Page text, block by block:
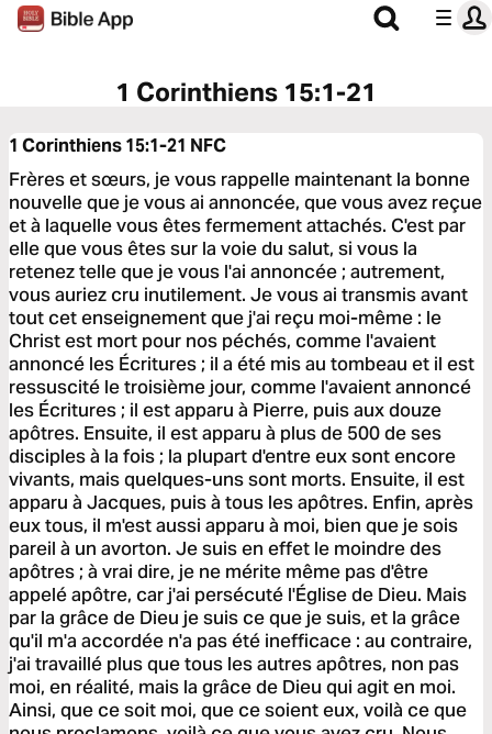
1 Corinthiens 15:1-21
1 Corinthiens 15:1-21 NFC
Frères et sœurs, je vous rappelle maintenant la bonne
nouvelle que je vous ai annoncée, que vous avez reçue
et à laquelle vous êtes fermement attachés. C'est par
elle que vous êtes sur la voie du salut, si vous la
retenez telle que je vous l'ai annoncée ; autrement,
vous auriez cru inutilement. Je vous ai transmis avant
tout cet enseignement que j'ai reçu moi-même : le
Christ est mort pour nos péchés, comme l'avaient
annoncé les Écritures ; il a été mis au tombeau et il est
ressuscité le troisième jour, comme l'avaient annoncé
les Écritures ; il est apparu à Pierre, puis aux douze
apôtres. Ensuite, il est apparu à plus de 500 de ses
disciples à la fois ; la plupart d'entre eux sont encore
vivants, mais quelques-uns sont morts. Ensuite, il est
apparu à Jacques, puis à tous les apôtres. Enfin, après
eux tous, il m'est aussi apparu à moi, bien que je sois
pareil à un avorton. Je suis en effet le moindre des
apôtres ; à vrai dire, je ne mérite même pas d'être
appelé apôtre, car j'ai persécuté l'Église de Dieu. Mais
par la grâce de Dieu je suis ce que je suis, et la grâce
qu'il m'a accordée n'a pas été inefficace : au contraire,
j'ai travaillé plus que tous les autres apôtres, non pas
moi, en réalité, mais la grâce de Dieu qui agit en moi.
Ainsi, que ce soit moi, que ce soient eux, voilà ce que